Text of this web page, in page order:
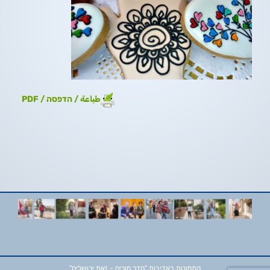
طباعة / הדפסה / PDF
התמונות באדיבות "חדר מורים - זאת ירושלים"